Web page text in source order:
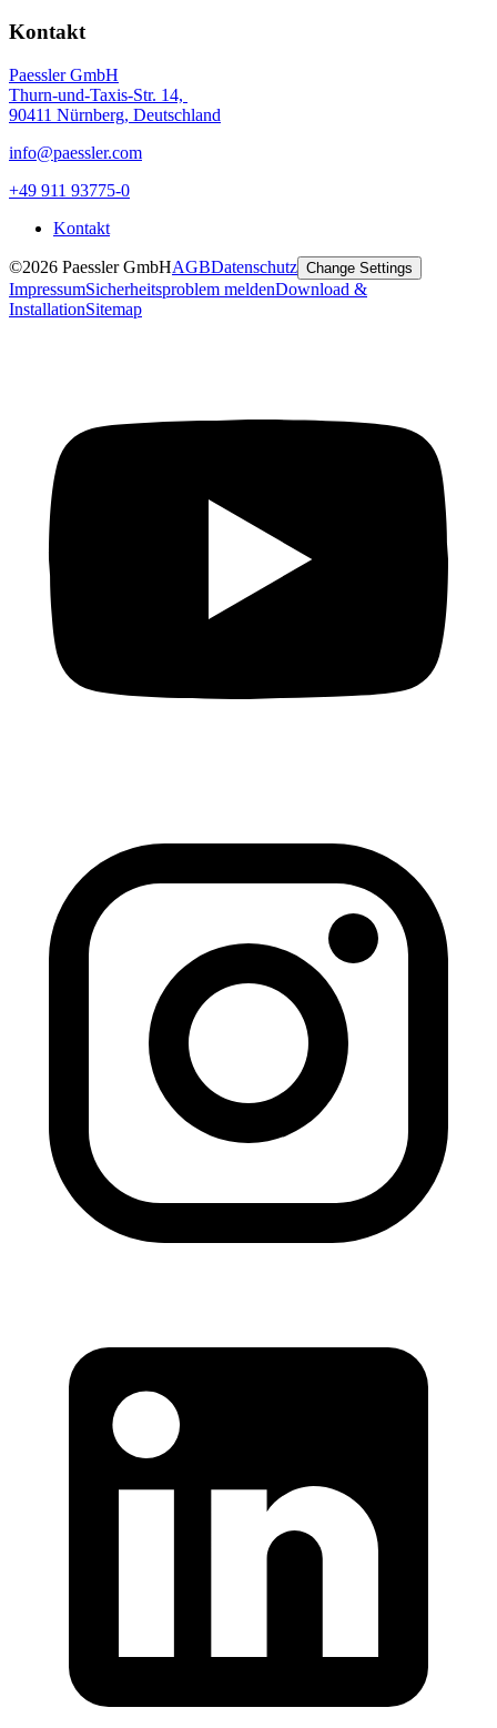
Kontakt
Paessler GmbH
Thurn-und-Taxis-Str. 14,
90411 Nürnberg, Deutschland
info@paessler.com
+49 911 93775-0
Kontakt
©2026 Paessler GmbHAGBDatenschutz Change Settings
ImpressumSicherheitsproblem meldenDownload &
InstallationSitemap